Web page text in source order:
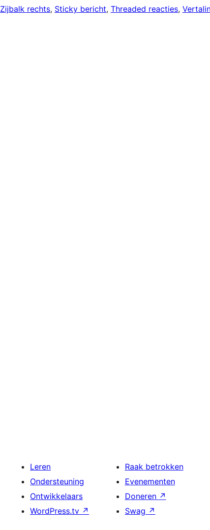
Zijbalk rechts, Sticky bericht, Threaded reacties,
Leren
Ondersteuning
Ontwikkelaars
WordPress.tv ↗
Raak betrokken
Evenementen
Doneren ↗
Swag ↗